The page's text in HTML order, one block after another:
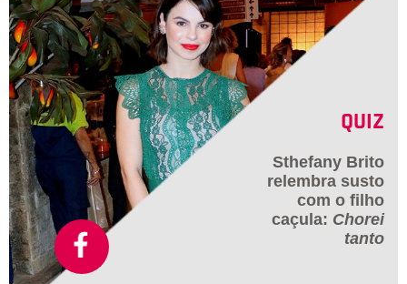
QUIZ
Sthefany Brito
relembra susto
com o filho
caçula: Chorei
tanto